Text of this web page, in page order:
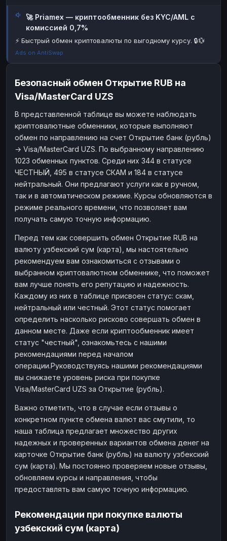
Т-Банк RUB Т-Банк
ЗК
НАЛИЧНЫЕ ДЕНЬГИ
Наличные RUB
Наличные USD
Наличные
Наличные
Наличные KZT
🚀 Priamex — криптообменник без KYC/AML с
комиссией 0,7%
⚡ Быстрый обмен криптовалюты по выгодному курсу. 🔒💱
Ads on AntiSwap
Безопасный обмен Открытие RUB на
Visa/MasterCard UZS
В представленной таблице вы можете наблюдать
криптовалютные обменники, которые выполняют
обмен по направлению на счет Открытие банк (рубль)
→ Visa/MasterCard UZS. По выбранному направлению
1023 обменных пунктов. Среди них 344 в статусе
ЧЕСТНЫЙ, 495 в статусе СКАМ и 184 в статусе
нейтральный. Они предлагают услуги как в ручном,
так и в автоматическом режиме. Курсы обновляются в
режиме реального времени, что позволяет вам
получать самую точную информацию.
Перед тем как совершить обмен Открытие RUB на
валюту узбекский сум (карта), мы настоятельно
рекомендуем вам ознакомиться с отзывами о
выбранном криптовалютном обменнике, что поможет
вам лучше понять его репутацию и надежность.
Каждому из них в таблице присвоен статус: скам,
нейтральный или честный. Этот статус помогает
определить насколько рисково совершать обмен в
данном месте. Даже если криптообменник имеет
статус "честный", ознакомьтесь с нашими
рекомендациями перед началом
операции.Руководствуясь нашими рекомендациями
вы снижаете уровень риска при покупке
Visa/MasterCard UZS за Открытие (рубль).
Важно отметить, что в случае если отзывы о
конкретном пункте обмена валют вас смутили, то
наша таблица предлагает множество других
надежных и проверенных вариантов обмена денег на
карточке Открытие банк (рубль) на валюту узбекский
сум (карта). Мы постоянно проверяем новые отзывы,
обновляем курсы и направления, чтобы
предоставлять вам самую точную информацию.
Рекомендации при покупке валюты
узбекский сум (карта)